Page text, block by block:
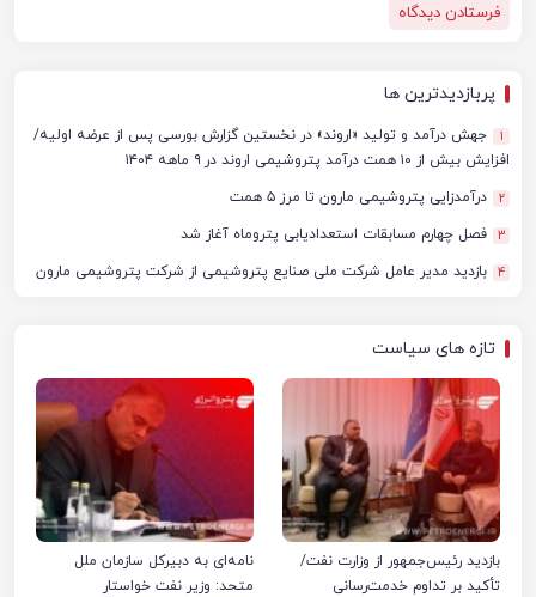
پربازدیدترین ها
1
جهش درآمد و تولید «اروند» در نخستین گزارش بورسی پس از عرضه اولیه/
افزایش بیش از ۱۰ همت درآمد پتروشیمی اروند در ۹ ماهه ۱۴۰۴
2 درآمدزایی پتروشیمی مارون تا مرز ۵ همت
3 فصل چهارم مسابقات استعدادیابی پتروماه آغاز شد
4 بازدید مدیر عامل شرکت ملی صنایع پتروشیمی از شرکت پتروشیمی مارون
تازه های سیاست
بازدید رئیس‌جمهور از وزارت نفت/
تأکید بر تداوم خدمت‌رسانی
نامه‌ای به دبیرکل سازمان ملل
متحد: وزیر نفت خواستار